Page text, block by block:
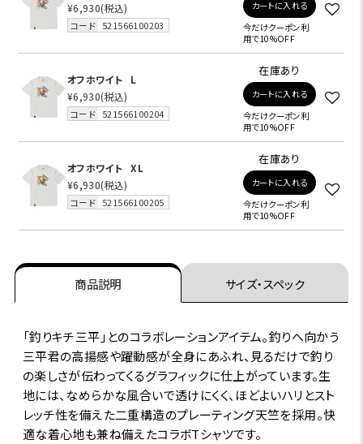
¥6,930(税込)
コード 521566100203
カートに入れる
今だけクーポン利
用で10%OFF
オフホワイト
L
¥6,930(税込)
コード 521566100204
在庫あり
カートに入れる
今だけクーポン利
用で10%OFF
オフホワイト
XL
¥6,930(税込)
コード 521566100205
在庫あり
カートに入れる
今だけクーポン利
用で10%OFF
商品説明 サイズ・スペック
「釣りキチ三平」とのコラボレーションアイテム。釣りへ向かう
三平君の高揚感や躍動感が全身にあふれ、見るだけで釣り
の楽しさが伝わってくるグラフィックに仕上がっています。生
地には、なめらかな風合いで透けにくく、ほどよいハリとスト
レッチ性を備えた二重構造のプレーティング天竺を採用。快
適な着心地も兼ね備えたコラボTシャツです。